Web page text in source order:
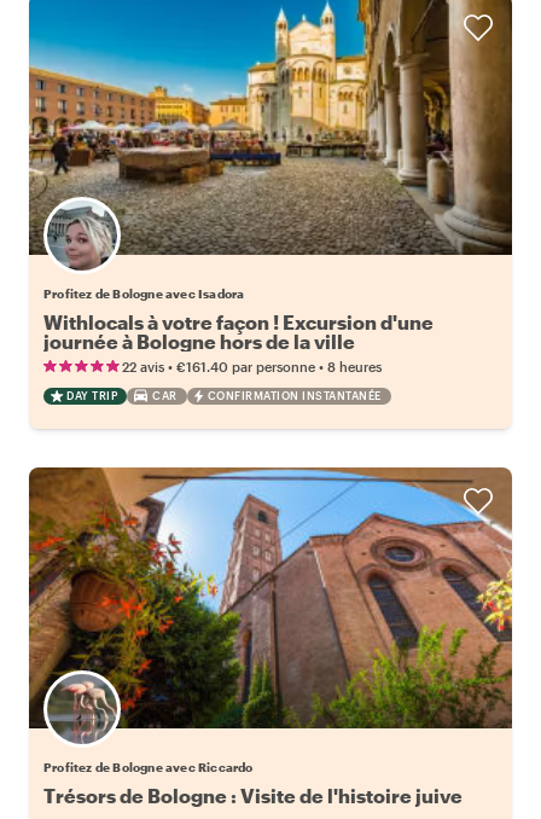
Profitez de Bologne avec Isadora
Withlocals à votre façon ! Excursion d'une
journée à Bologne hors de la ville
22 avis • €161.40 par personne • 8 heures
DAY TRIP CAR CONFIRMATION INSTANTANÉE
Profitez de Bologne avec Riccardo
Trésors de Bologne : Visite de l'histoire juive